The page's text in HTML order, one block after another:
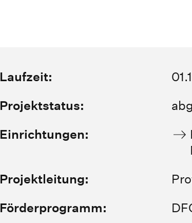
Laufzeit:
Projektstatus:
Einrichtungen:
Projektleitung:
Förderprogramm: